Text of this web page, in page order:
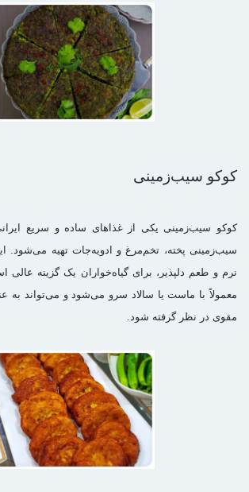
کوکو سیب‌زمینی
کوکو سیب‌زمینی یکی از غذاهای ساده و سریع
سیب‌زمینی پخته، تخم‌مرغ و ادویه‌جات تهیه می‌شود.
نرم و طعم دلپذیر، برای گیاه‌خواران یک گزینه
معمولاً با ماست یا سالاد سرو می‌شود و می‌تواند به
مقوی در نظر گرفته شود.